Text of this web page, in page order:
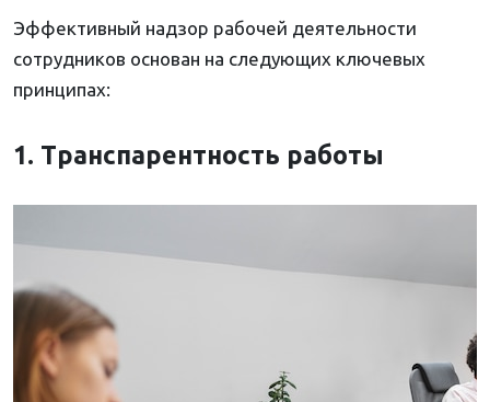
Эффективный надзор рабочей деятельности
сотрудников основан на следующих ключевых
принципах:
1. Транспарентность работы